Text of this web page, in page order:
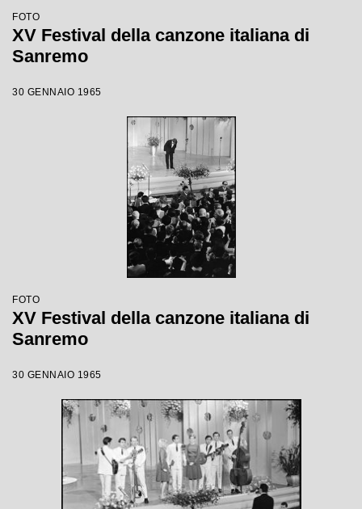
FOTO
XV Festival della canzone italiana di
Sanremo
30 GENNAIO 1965
FOTO
XV Festival della canzone italiana di
Sanremo
30 GENNAIO 1965